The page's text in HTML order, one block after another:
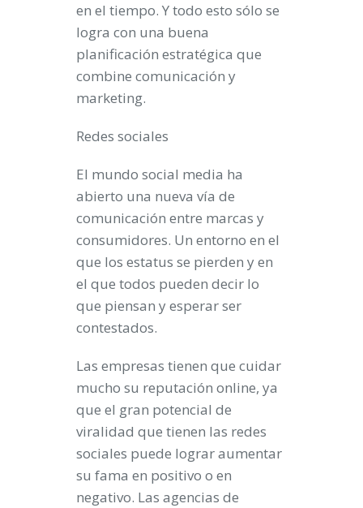
en el tiempo. Y todo esto sólo se
logra con una buena
planificación estratégica que
combine comunicación y
marketing.
Redes sociales
El mundo social media ha
abierto una nueva vía de
comunicación entre marcas y
consumidores. Un entorno en el
que los estatus se pierden y en
el que todos pueden decir lo
que piensan y esperar ser
contestados.
Las empresas tienen que cuidar
mucho su reputación online, ya
que el gran potencial de
viralidad que tienen las redes
sociales puede lograr aumentar
su fama en positivo o en
negativo. Las agencias de